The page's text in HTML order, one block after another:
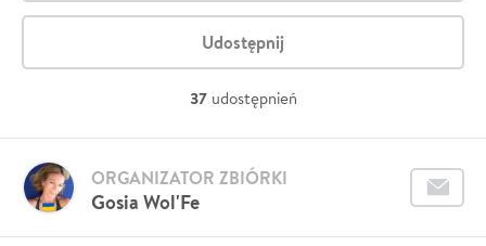
Udostępnij
37 udostępnień
Gosia Wol'Fe
ORGANIZATOR ZBIÓRKI